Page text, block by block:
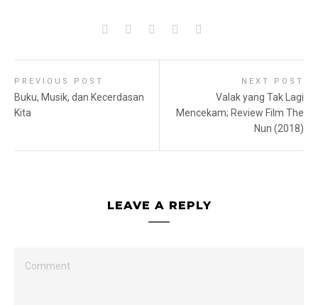
PREVIOUS POST
Buku, Musik, dan Kecerdasan
Kita
NEXT POST
Valak yang Tak Lagi
Mencekam; Review Film The
Nun (2018)
LEAVE A REPLY